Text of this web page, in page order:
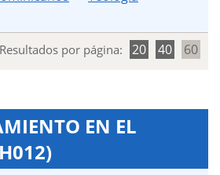
Resultados por página: 20 40 60
EN EL